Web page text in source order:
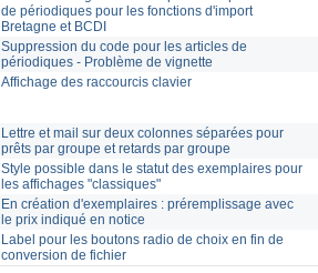
de périodiques pour les fonctions d'import
Bretagne et BCDI
Suppression du code pour les articles de
périodiques - Problème de vignette
Affichage des raccourcis clavier
Lettre et mail sur deux colonnes séparées pour
prêts par groupe et retards par groupe
Style possible dans le statut des exemplaires pour
les affichages "classiques"
En création d'exemplaires : préremplissage avec
le prix indiqué en notice
Label pour les boutons radio de choix en fin de
conversion de fichier